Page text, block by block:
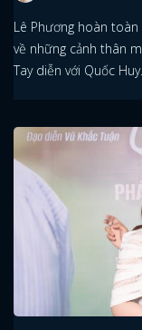
Lê Phương hoàn
về những cảnh thân
Tay diễn với Quốc Huy.